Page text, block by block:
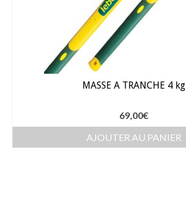
MASSE A TRANCHE 4 kg
69,00€
AJOUTER AU PANIER